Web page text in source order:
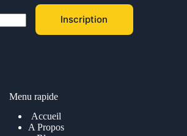
Inscription
Menu rapide
Accueil
A Propos